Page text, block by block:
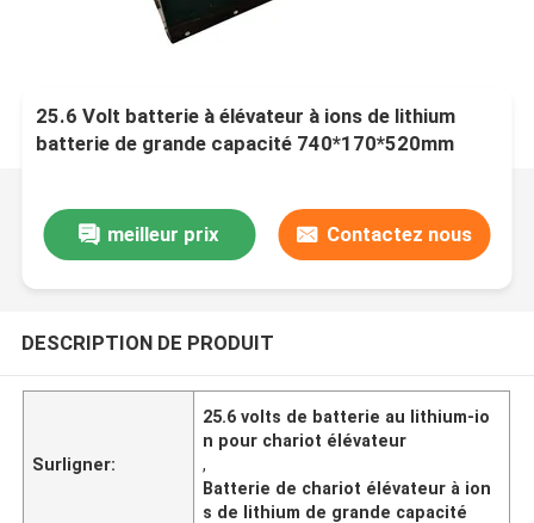
25.6 Volt batterie à élévateur à ions de lithium
batterie de grande capacité 740*170*520mm
meilleur prix Contactez nous
DESCRIPTION DE PRODUIT
Surligner:
25.6 volts de batterie au lithium-io
n pour chariot élévateur
,
Batterie de chariot élévateur à ion
s de lithium de grande capacité